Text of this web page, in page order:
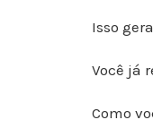
Isso
Você já
Como